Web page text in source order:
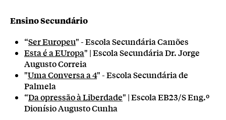
Ensino Secundário
“Ser Europeu" - Escola Secundária Camões
Esta é a EUropa" | Escola Secundária Dr. Jorge
Augusto Correia
"Uma Conversa a 4" - Escola Secundária de
Palmela
“Da opressão à Liberdade" | Escola EB23/S Eng.º
Dionísio Augusto Cunha